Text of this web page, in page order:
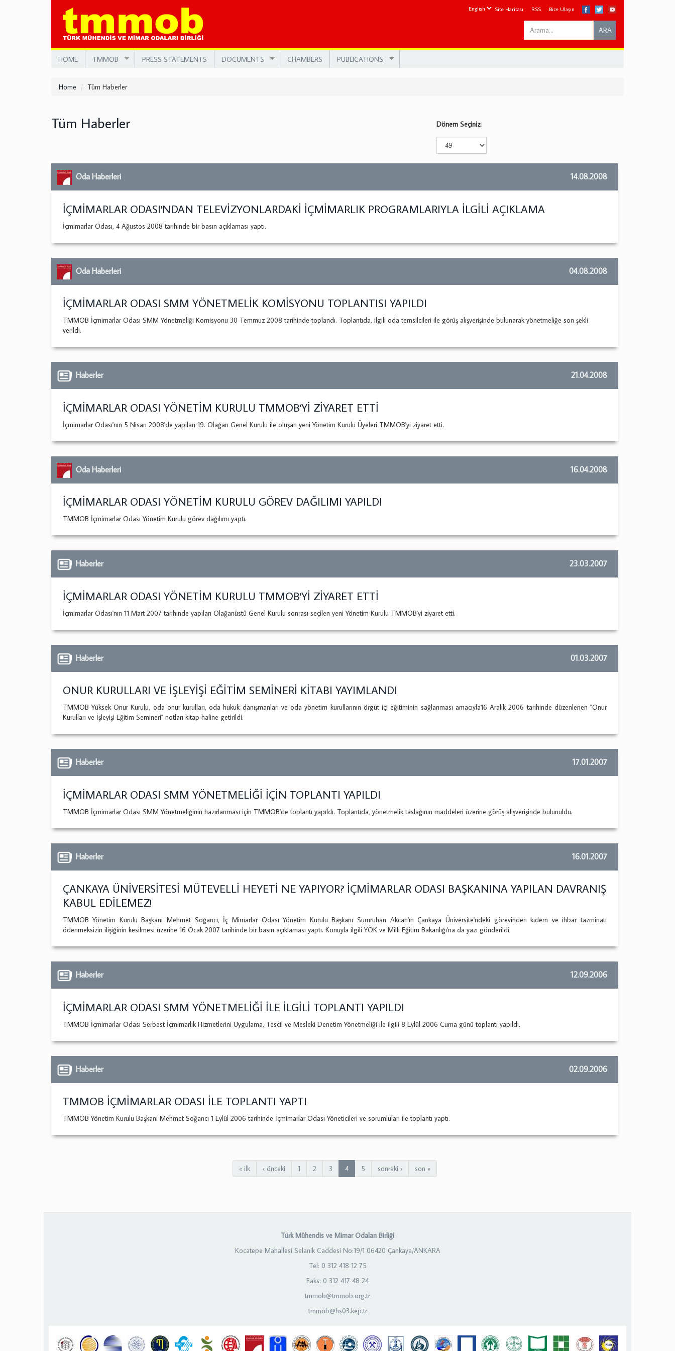
Site Haritası RSS Bize Ulaşın
Search
this
ARA
HOME TMMOB PRESS STATEMENTS DOCUMENTS CHAMBERS PUBLICATIONS
Home Tüm Haberler
Tüm Haberler Dönem Seçiniz:
Oda Haberleri 14.08.2008
İÇMİMARLAR ODASI'NDAN TELEVİZYONLARDAKİ İÇMİMARLIK PROGRAMLARIYLA İLGİLİ AÇIKLAMA
İçmimarlar Odası, 4 Ağustos 2008 tarihinde bir basın açıklaması yaptı.
Oda Haberleri 04.08.2008
İÇMİMARLAR ODASI SMM YÖNETMELİK KOMİSYONU TOPLANTISI YAPILDI
TMMOB İçmimarlar Odası SMM Yönetmeliği Komisyonu 30 Temmuz 2008 tarihinde toplandı. Toplantıda, ilgili oda temsilcileri ile görüş alışverişinde bulunarak yönetmeliğe son şekli
verildi.
Haberler 21.04.2008
İÇMİMARLAR ODASI YÖNETİM KURULU TMMOB'Yİ ZİYARET ETTİ
İçmimarlar Odası'nın 5 Nisan 2008'de yapılan 19. Olağan Genel Kurulu ile oluşan yeni Yönetim Kurulu Üyeleri TMMOB'yi ziyaret etti.
Oda Haberleri 16.04.2008
İÇMİMARLAR ODASI YÖNETİM KURULU GÖREV DAĞILIMI YAPILDI
TMMOB İçmimarlar Odası Yönetim Kurulu görev dağılımı yaptı.
Haberler 23.03.2007
İÇMİMARLAR ODASI YÖNETİM KURULU TMMOB'Yİ ZİYARET ETTİ
İçmimarlar Odası'nın 11 Mart 2007 tarihinde yapılan Olağanüstü Genel Kurulu sonrası seçilen yeni Yönetim Kurulu TMMOB'yi ziyaret etti.
Haberler 01.03.2007
ONUR KURULLARI VE İŞLEYİŞİ EĞİTİM SEMİNERİ KİTABI YAYIMLANDI
TMMOB Yüksek Onur Kurulu, oda onur kurulları, oda hukuk danışmanları ve oda yönetim kurullarının örgüt içi eğitiminin sağlanması amacıyla16 Aralık 2006 tarihinde düzenlenen "Onur
Kurulları ve İşleyişi Eğitim Semineri" notları kitap haline getirildi.
Haberler 17.01.2007
İÇMİMARLAR ODASI SMM YÖNETMELİĞİ İÇİN TOPLANTI YAPILDI
TMMOB İçmimarlar Odası SMM Yönetmeliğinin hazırlanması için TMMOB'de toplantı yapıldı. Toplantıda, yönetmelik taslağının maddeleri üzerine görüş alışverişinde bulunuldu.
Haberler 16.01.2007
ÇANKAYA ÜNİVERSİTESİ MÜTEVELLİ HEYETİ NE YAPIYOR? İÇMİMARLAR ODASI BAŞKANINA YAPILAN DAVRANIŞ
KABUL EDİLEMEZ!
TMMOB Yönetim Kurulu Başkanı Mehmet Soğancı, İç Mimarlar Odası Yönetim Kurulu Başkanı Sumruhan Akcan'ın Çankaya Üniversite'ndeki görevinden kıdem ve ihbar tazminatı
ödenmeksizin ilişiğinin kesilmesi üzerine 16 Ocak 2007 tarihinde bir basın açıklaması yaptı. Konuyla ilgili YÖK ve Milli Eğitim Bakanlığı'na da yazı gönderildi.
Haberler 12.09.2006
İÇMİMARLAR ODASI SMM YÖNETMELİĞİ İLE İLGİLİ TOPLANTI YAPILDI
TMMOB İçmimarlar Odası Serbest İçmimarlık Hizmetlerini Uygulama, Tescil ve Mesleki Denetim Yönetmeliği ile ilgili 8 Eylül 2006 Cuma günü toplantı yapıldı.
Haberler 02.09.2006
TMMOB İÇMİMARLAR ODASI İLE TOPLANTI YAPTI
TMMOB Yönetim Kurulu Başkanı Mehmet Soğancı 1 Eylül 2006 tarihinde İçmimarlar Odası Yöneticileri ve sorumluları ile toplantı yaptı.
« ilk ‹ önceki 1 2 3 4 5 sonraki › son »
Türk Mühendis ve Mimar Odaları Birliği
Kocatepe Mahallesi Selanik Caddesi No:19/1 06420 Çankaya/ANKARA
Tel: 0 312 418 12 75
Faks: 0 312 417 48 24
tmmob@tmmob.org.tr
tmmob@hs03.kep.tr